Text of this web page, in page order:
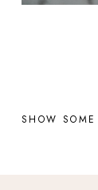
SHOW SOME